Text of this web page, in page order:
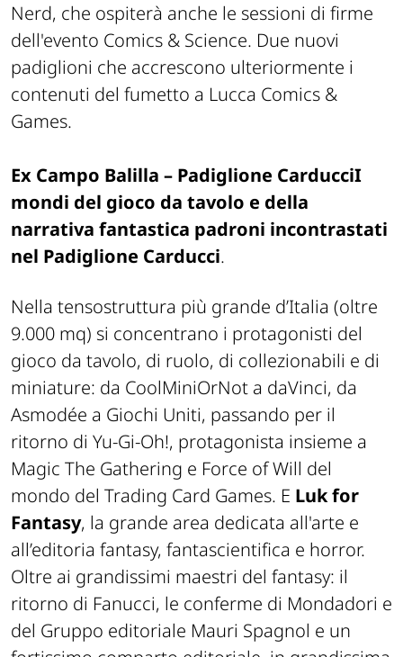
Nerd, che ospiterà anche le sessioni di firme
dell'evento Comics & Science. Due nuovi
padiglioni che accrescono ulteriormente i
contenuti del fumetto a Lucca Comics &
Games.
Ex Campo Balilla – Padiglione CarducciI
mondi del gioco da tavolo e della
narrativa fantastica padroni incontrastati
nel Padiglione Carducci.
Nella tensostruttura più grande d’Italia (oltre
9.000 mq) si concentrano i protagonisti del
gioco da tavolo, di ruolo, di collezionabili e di
miniature: da CoolMiniOrNot a daVinci, da
Asmodée a Giochi Uniti, passando per il
ritorno di Yu-Gi-Oh!, protagonista insieme a
Magic The Gathering e Force of Will del
mondo del Trading Card Games. E Luk for
Fantasy, la grande area dedicata all'arte e
all’editoria fantasy, fantascientifica e horror.
Oltre ai grandissimi maestri del fantasy: il
ritorno di Fanucci, le conferme di Mondadori e
del Gruppo editoriale Mauri Spagnol e un